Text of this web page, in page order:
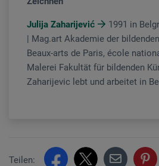
Julija Zaharijević
1991 in
| Mag.art Akademie der
Beaux-arts de Paris, école
Malerei Fakultät für bildenden
Zaharijevic lebt und arbeitet in
Teilen: